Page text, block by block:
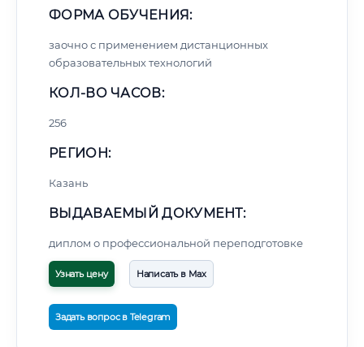
ФОРМА ОБУЧЕНИЯ:
заочно с применением дистанционных
образовательных технологий
КОЛ-ВО ЧАСОВ:
256
РЕГИОН:
Казань
ВЫДАВАЕМЫЙ ДОКУМЕНТ:
диплом о профессиональной переподготовке
Узнать цену Написать в Max
Задать вопрос в Telegram